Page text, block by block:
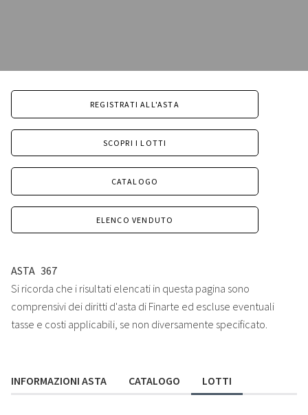
REGISTRATI ALL'ASTA
SCOPRI I LOTTI
CATALOGO
ELENCO VENDUTO
ASTA 367
Si ricorda che i risultati elencati in questa pagina sono
comprensivi dei diritti d'asta di Finarte ed escluse eventuali
tasse e costi applicabili, se non diversamente specificato.
INFORMAZIONI ASTA CATALOGO LOTTI